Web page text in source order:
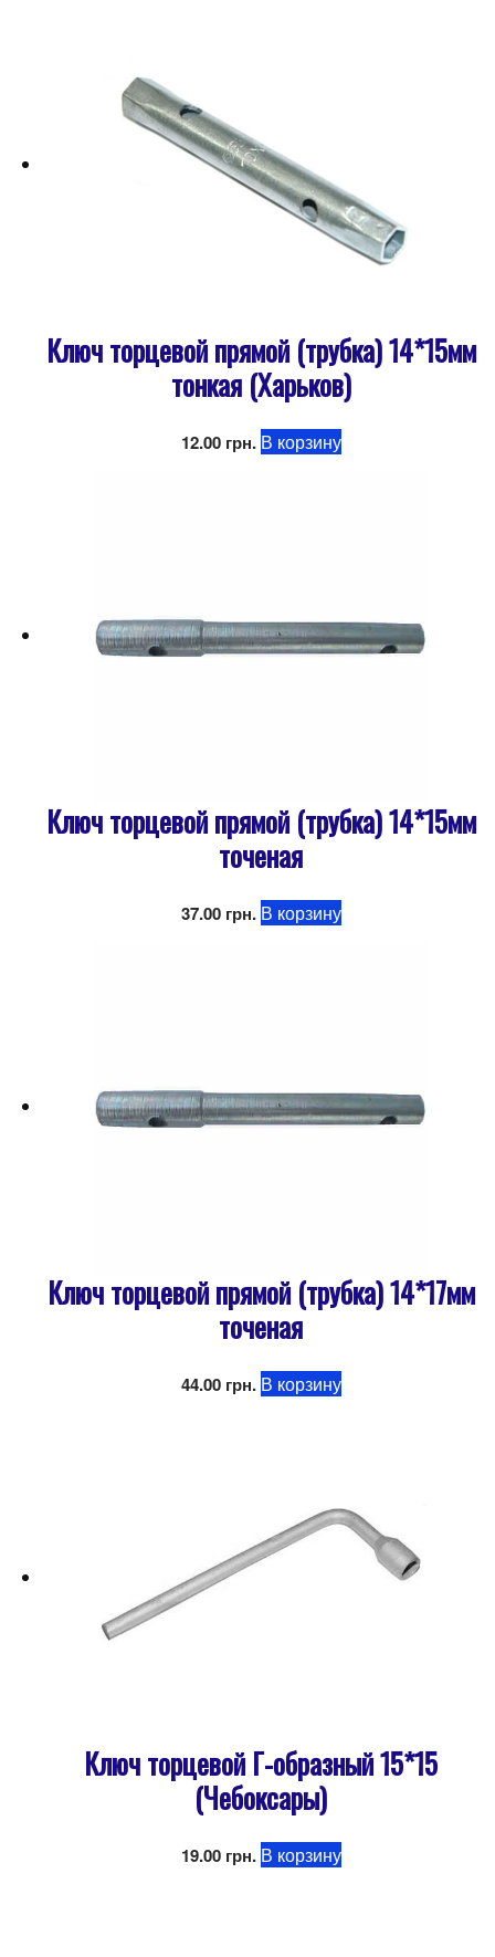
Ключ торцевой прямой (трубка) 14*15мм
тонкая (Харьков)
12.00 грн. В корзину
Ключ торцевой прямой (трубка) 14*15мм
точеная
37.00 грн. В корзину
Ключ торцевой прямой (трубка) 14*17мм
точеная
44.00 грн. В корзину
Ключ торцевой Г-образный 15*15
(Чебоксары)
19.00 грн. В корзину